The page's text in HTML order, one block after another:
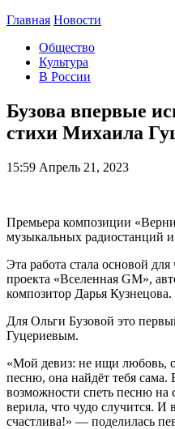
Главная Новости
Общество
Культура
В России
Бузова впервые
стихи Михаила
15:59 Апрель 21, 2023
Премьера композиции
музыкальных радиостанций
Эта работа стала основой
проекта «Вселенная GM»,
композитор Дарья Кузнецова.
Для Ольги Бузовой это
Гуцериевым.
«Мой девиз: не ищи любовь,
песню, она найдёт тебя сама.
возможности спеть песню
верила, что чудо случится.
счастлива!» — поделилась